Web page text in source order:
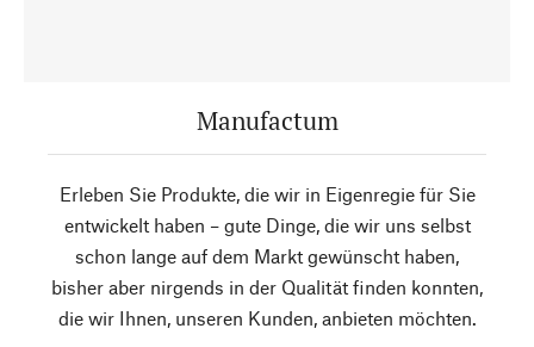
Manufactum
Erleben Sie Produkte, die wir in Eigenregie für Sie
entwickelt haben – gute Dinge, die wir uns selbst
schon lange auf dem Markt gewünscht haben,
bisher aber nirgends in der Qualität finden konnten,
die wir Ihnen, unseren Kunden, anbieten möchten.